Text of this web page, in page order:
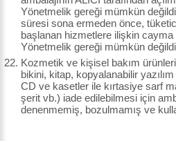
Yönetmelik gereği mümkün
süresi sona ermeden önce,
başlanan hizmetlere ilişkin cayma
Yönetmelik gereği mümkün
Kozmetik ve kişisel bakım
bikini, kitap, kopyalanabilir
CD ve kasetler ile kırtasiye sarf
şerit vb.) iade edilebilmesi için
denenmemiş, bozulmamış ve